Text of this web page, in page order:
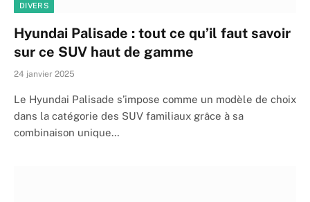
DIVERS
Hyundai Palisade : tout ce qu’il faut savoir
sur ce SUV haut de gamme
24 janvier 2025
Le Hyundai Palisade s’impose comme un modèle de choix
dans la catégorie des SUV familiaux grâce à sa
combinaison unique…